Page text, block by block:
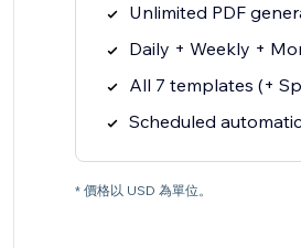
Unlimited PDF
Daily + Weekly +
All 7 templates (+
Scheduled
* 價格以 USD 為單位。